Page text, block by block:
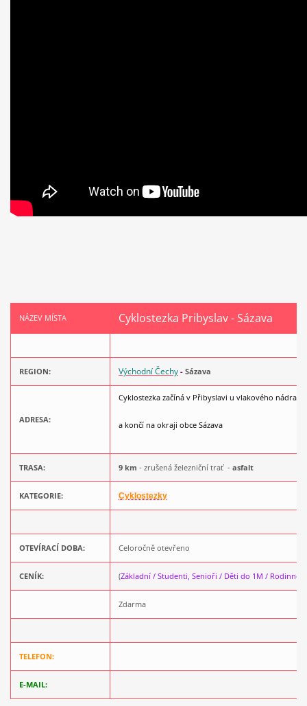
NÁZEV MÍSTA Cyklostezka Pribyslav - Sázava
REGION: Východní Čechy - Sázava
ADRESA:
Cyklostezka začíná v Přibyslavi u vlakového nádraží
a končí na okraji obce Sázava
TRASA: 9 km - zrušená železniční trať - asfalt
KATEGORIE: Cyklostezky
OTEVÍRACÍ DOBA: Celoročně otevřeno
CENÍK: (Základní / Studenti, Senioři / Děti do 1M / Rodinné
Zdarma
TELEFON:
E-MAIL: